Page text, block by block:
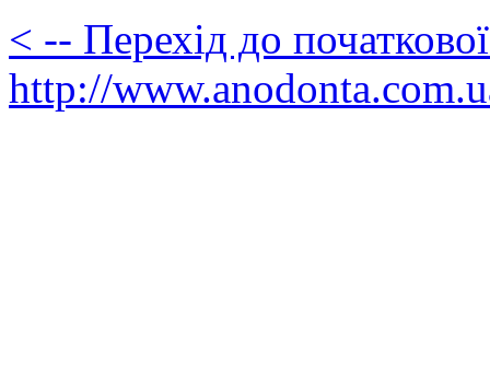
< -- Перехід до
http://